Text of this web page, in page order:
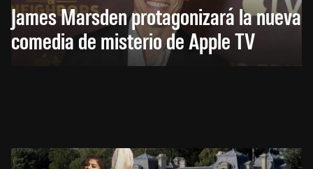
James Marsden protagonizará la nueva
comedia de misterio de Apple TV